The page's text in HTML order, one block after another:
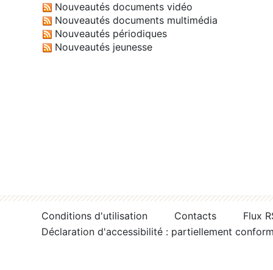
Nouveautés documents vidéo
Nouveautés documents multimédia
Nouveautés périodiques
Nouveautés jeunesse
Conditions d'utilisation Contacts
Flux
Déclaration d'accessibilité : partiellement